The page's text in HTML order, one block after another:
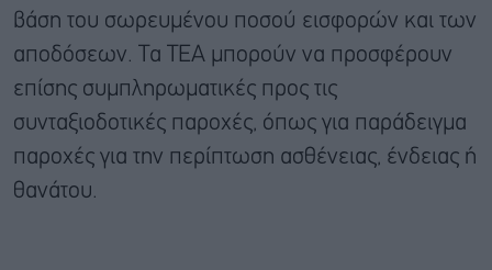
βάση του σωρευμένου ποσού εισφορών και των
αποδόσεων. Τα ΤΕΑ μπορούν να προσφέρουν
επίσης συμπληρωματικές προς τις
συνταξιοδοτικές παροχές, όπως για παράδειγμα
παροχές για την περίπτωση ασθένειας, ένδειας ή
θανάτου.